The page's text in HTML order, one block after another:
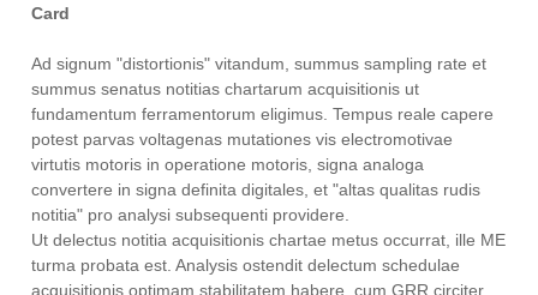
Card
Ad signum "distortionis" vitandum, summus sampling rate et
summus senatus notitias chartarum acquisitionis ut
fundamentum ferramentorum eligimus. Tempus reale capere
potest parvas voltagenas mutationes vis electromotivae
virtutis motoris in operatione motoris, signa analoga
convertere in signa definita digitales, et "altas qualitas rudis
notitia" pro analysi subsequenti providere.
Ut delectus notitia acquisitionis chartae metus occurrat, ille ME
turma probata est. Analysis ostendit delectum schedulae
acquisitionis optimam stabilitatem habere, cum GRR circiter